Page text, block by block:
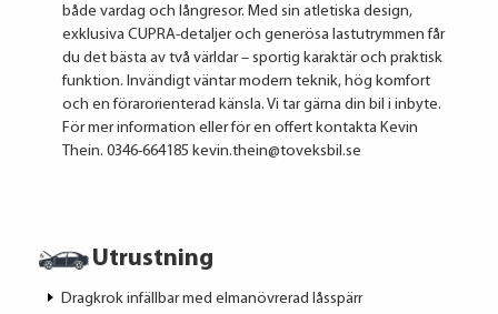
både vardag och långresor. Med sin atletiska design,
exklusiva CUPRA-detaljer och generösa lastutrymmen får
du det bästa av två världar – sportig karaktär och praktisk
funktion. Invändigt väntar modern teknik, hög komfort
och en förarorienterad känsla. Vi tar gärna din bil i inbyte.
För mer information eller för en offert kontakta Kevin
Thein. 0346-664185 kevin.thein@toveksbil.se
Utrustning
Dragkrok infällbar med elmanövrerad låsspärr